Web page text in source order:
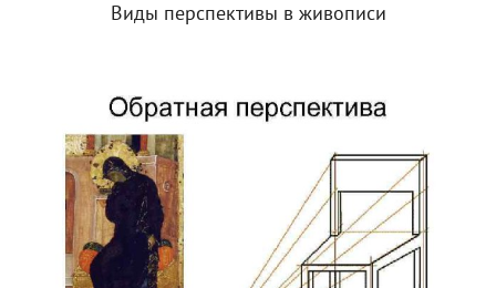
Виды перспективы в живописи